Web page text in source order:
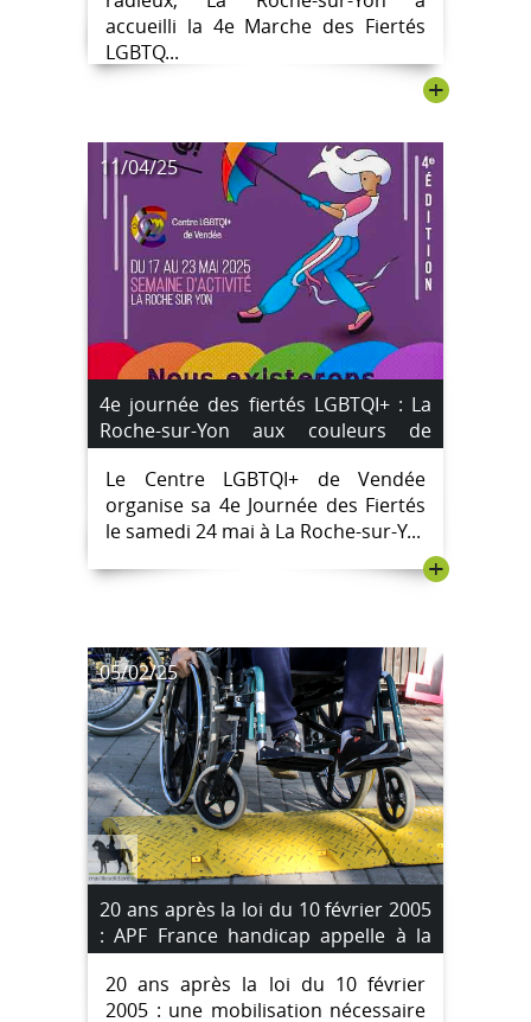
accueilli la 4e Marche des Fiertés
LGBTQ...
+
11/04/25
4e journée des fiertés LGBTQI+ : La
Roche-sur-Yon aux couleurs de
l’inclusion #Marche des Fiertés
Le Centre LGBTQI+ de Vendée
organise sa 4e Journée des Fiertés
le samedi 24 mai à La Roche-sur-Y...
+
05/02/25
20 ans après la loi du 10 février 2005
: APF France handicap appelle à la
mobilisation
20 ans après la loi du 10 février
2005 : une mobilisation nécessaire